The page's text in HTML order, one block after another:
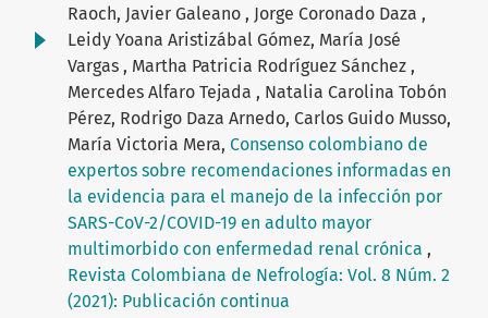
Raoch, Javier Galeano , Jorge Coronado Daza ,
Leidy Yoana Aristizábal Gómez, María José
Vargas , Martha Patricia Rodríguez Sánchez ,
Mercedes Alfaro Tejada , Natalia Carolina Tobón
Pérez, Rodrigo Daza Arnedo, Carlos Guido Musso,
María Victoria Mera, Consenso colombiano de
expertos sobre recomendaciones informadas en
la evidencia para el manejo de la infección por
SARS-CoV-2/COVID-19 en adulto mayor
multimorbido con enfermedad renal crónica ,
Revista Colombiana de Nefrología: Vol. 8 Núm. 2
(2021): Publicación continua